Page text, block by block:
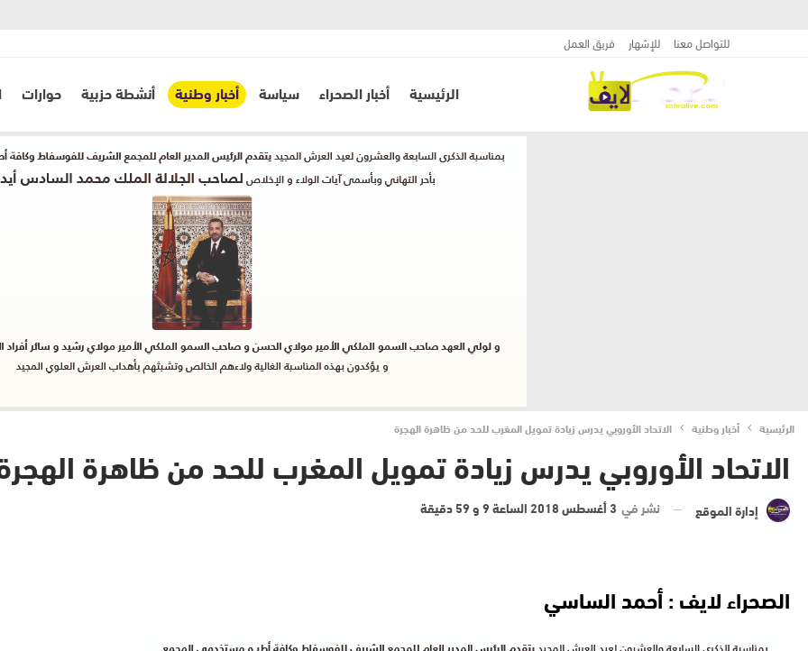
للتواصل معنا للإشهار فريق العمل
الرئيسية أخبار الصحراء سياسة أخبار وطنية أنشطة حزبية حوارات
الرئيسية أخبار وطنية الاتحاد الأوروبي يدرس زيادة تمويل المغرب للحد من ظاهرة الهجرة
الاتحاد الأوروبي يدرس زيادة تمويل المغرب للحد من ظاهرة
إدارة الموقع نشر في 3 أغسطس 2018 الساعة 9 و 59 دقيقة
الصحراء لايف : أحمد الساسي